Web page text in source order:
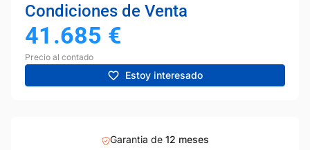
Condiciones de Venta
41.685 €
Precio al contado
Estoy interesado
Garantia de 12 meses